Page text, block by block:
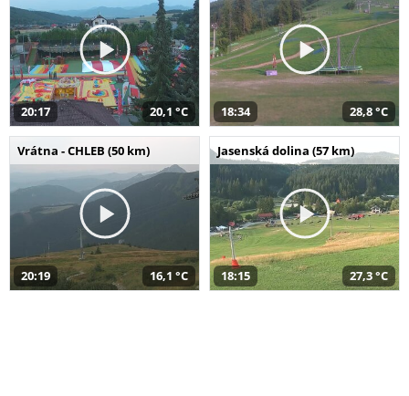
20:17 20,1 °C 18:34 28,8 °C
Vrátna - CHLEB (50 km)
20:19 16,1 °C
Jasenská dolina (57 km)
18:15 27,3 °C